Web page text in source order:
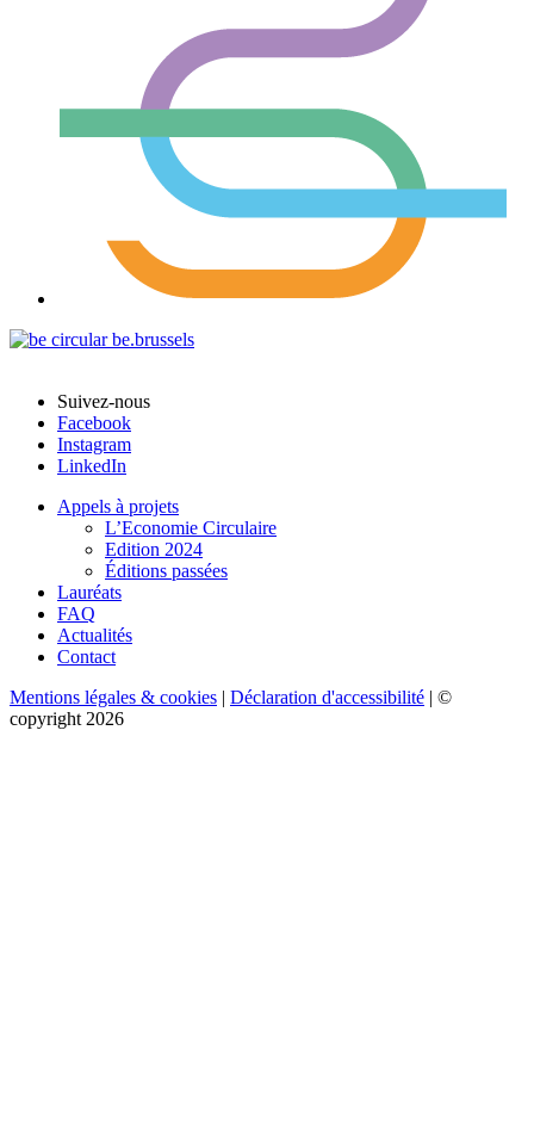
Suivez-nous
Facebook
Instagram
LinkedIn
Appels à projets
L’Economie Circulaire
Edition 2024
Éditions passées
Lauréats
FAQ
Actualités
Contact
Mentions légales & cookies | Déclaration d'accessibilité | ©
copyright 2026